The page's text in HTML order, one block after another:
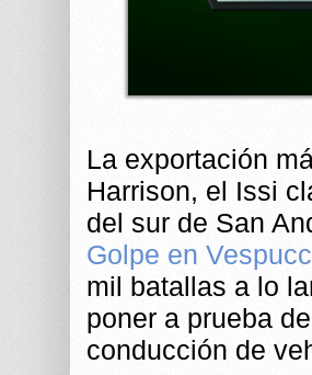
La exportación
Harrison, el Issi
del sur de San
Golpe en
mil batallas a lo
poner a prueba
conducción de